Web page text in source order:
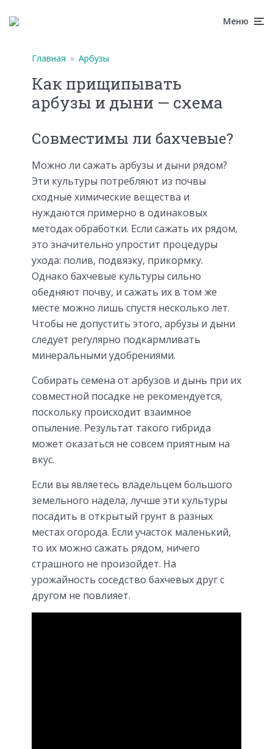
Меню
Главная » Арбузы
Как прищипывать
арбузы и дыни — схема
Совместимы ли бахчевые?
Можно ли сажать арбузы и дыни рядом?
Эти культуры потребляют из почвы
сходные химические вещества и
нуждаются примерно в одинаковых
методах обработки. Если сажать их рядом,
это значительно упростит процедуры
ухода: полив, подвязку, прикормку.
Однако бахчевые культуры сильно
обедняют почву, и сажать их в том же
месте можно лишь спустя несколько лет.
Чтобы не допустить этого, арбузы и дыни
следует регулярно подкармливать
минеральными удобрениями.
Собирать семена от арбузов и дынь при их
совместной посадке не рекомендуется,
поскольку происходит взаимное
опыление. Результат такого гибрида
может оказаться не совсем приятным на
вкус.
Если вы являетесь владельцем большого
земельного надела, лучше эти культуры
посадить в открытый грунт в разных
местах огорода. Если участок маленький,
то их можно сажать рядом, ничего
страшного не произойдет. На
урожайность соседство бахчевых друг с
другом не повлияет.